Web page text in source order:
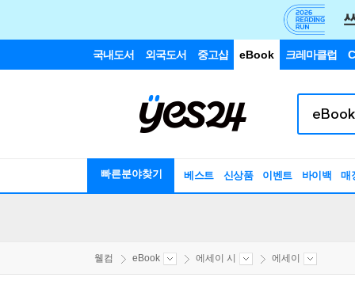
국내도서 외국도서 중고샵 eBook 크레마클럽
빠른분야찾기 베스트 신상품 이벤트 바이백 매
웰컴 eBook 에세이 시 에세이